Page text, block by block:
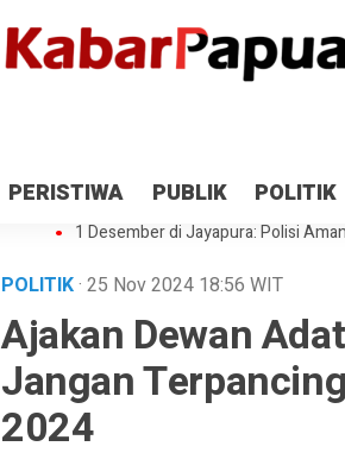
PERISTIWA PUBLIK POLITIK
Antisipasi 1 Desember, TNI Polri
Gedung Perpustakaan SMPN 5
1 Desember di Jayapura: Polisi
POLITIK· 25 Nov 2024 18:56 WIT
Ajakan Dewan
Jangan
2024